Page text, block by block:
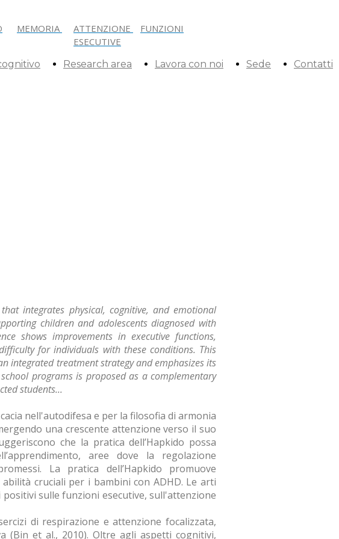
MEMORIA ATTENZIONE
FUNZIONI
ESECUTIVE
Research area Lavora con noi Sede Contatti
integrates physical, cognitive, and emotional
children and adolescents diagnosed with
shows improvements in executive functions,
for individuals with these conditions. This
integrated treatment strategy and emphasizes its
programs is proposed as a complementary
students...
nell'autodifesa e per la filosofia di armonia
una crescente attenzione verso il suo
che la pratica dell’Hapkido possa
aree dove la regolazione
La pratica dell’Hapkido promuove
cruciali per i bambini con ADHD. Le arti
sulle funzioni esecutive, sull'attenzione
di respirazione e attenzione focalizzata,
(Bin et al., 2010). Oltre agli aspetti cognitivi,